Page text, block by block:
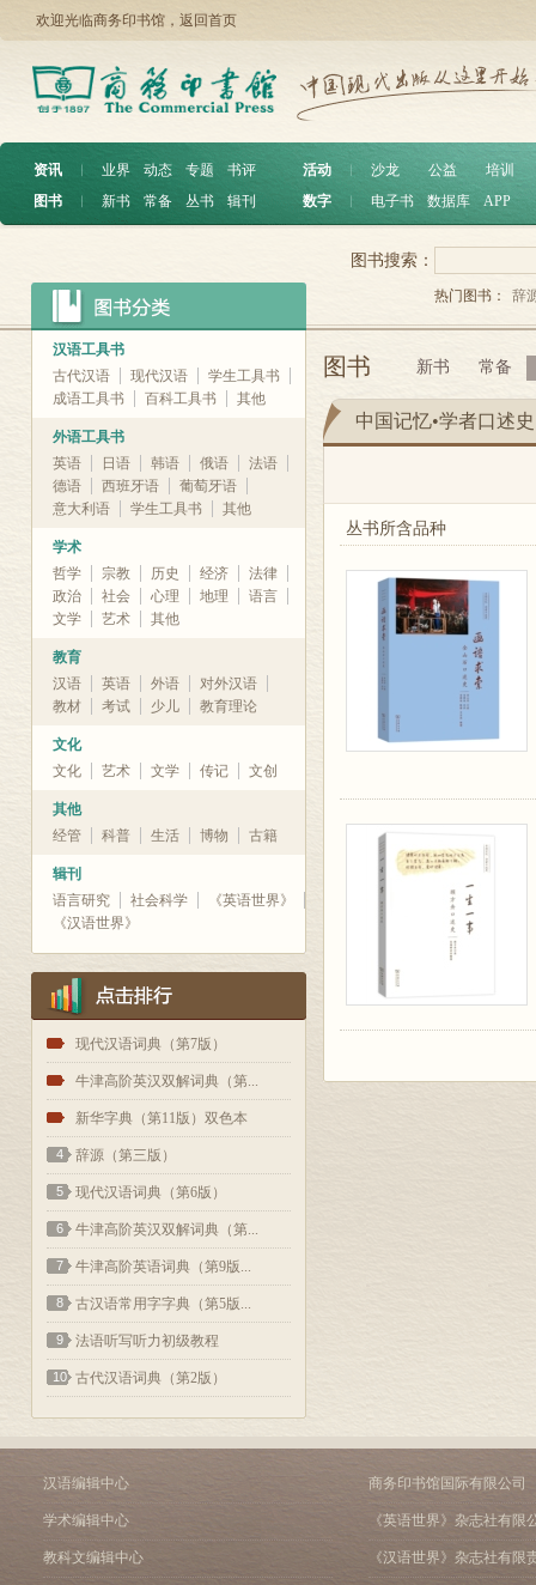
欢迎光临商务印书馆， 返回首页
资讯 ︱ 业界 动态 专题
书评
图书
︱ 新书 常备 丛书 辑刊
活动 沙龙 公益
培训
数字
电子书 数据库 APP
汉语工具书
古代汉语
现代汉语
学生工具书
成语工具书
百科工具书 其他
外语工具书
英语
日语 韩语 俄语
法语
德语
西班牙语
葡萄牙语
意大利语
学生工具书 其他
学术
哲学
宗教 历史 经济
法律
政治
社会 心理 地理
语言
文学
艺术 其他
教育
汉语
英语 外语
对外汉语
教材
考试 少儿 教育理论
文化
文化
艺术 文学 传记 文创
其他
经管
科普 生活 博物 古籍
辑刊
语言研究
社会科学
《英语世界》
《汉语世界》
1 现代汉语词典（第7版）
2 牛津高阶英汉双解词典（第...
3 新华字典（第11版）双色本
4 辞源（第三版）
5 现代汉语词典（第6版）
6 牛津高阶英汉双解词典（第...
7 牛津高阶英语词典（第9版...
8 古汉语常用字字典（第5版...
9 法语听写听力初级教程
10 古代汉语词典（第2版）
图书搜索：
热门图书： 辞
图书 新书 常备
中国记忆•学者口述史
丛书所含品种
汉语编辑中心
学术编辑中心
教科文编辑中心
商务印书馆国际有限公司
《英语世界》杂志社有限
《汉语世界》杂志社有限